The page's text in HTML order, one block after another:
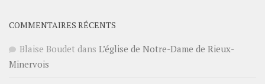
COMMENTAIRES RÉCENTS
Blaise Boudet dans L’église de Notre-Dame de Rieux-
Minervois